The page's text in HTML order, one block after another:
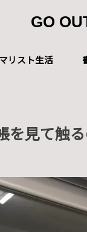
GO
リスト生活
見て触る